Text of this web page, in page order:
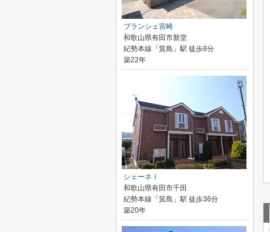
ブランシェ宮崎
和歌山県有田市新堂
紀勢本線「箕島」駅 徒歩8分
築22年
シェーネⅠ
和歌山県有田市千田
紀勢本線「箕島」駅 徒歩36分
築20年